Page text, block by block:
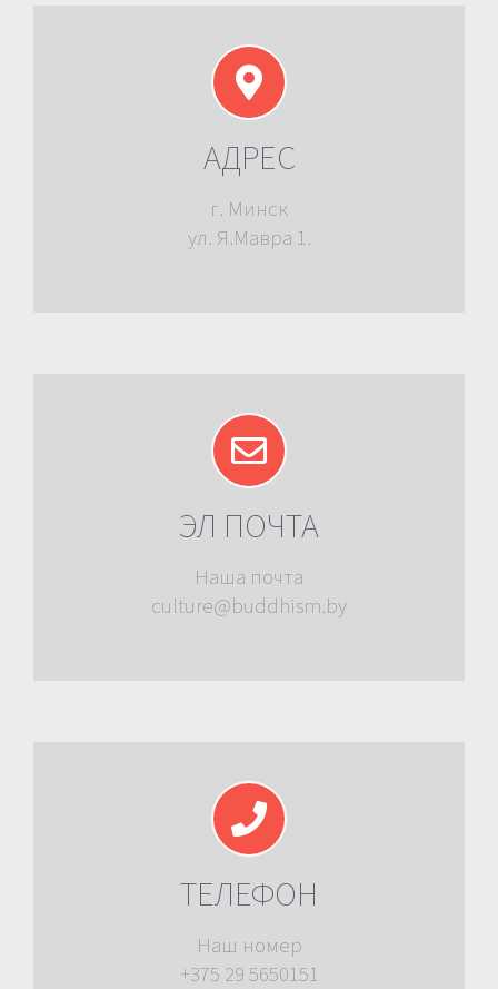
АДРЕС
г. Минск
ул. Я.Мавра 1.
ЭЛ ПОЧТА
Наша почта
culture@buddhism.by
ТЕЛЕФОН
Наш номер
+375 29 5650151